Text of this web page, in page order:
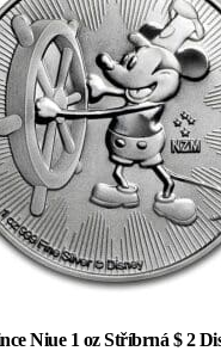
Niue 1 oz Stříbrná $ 2